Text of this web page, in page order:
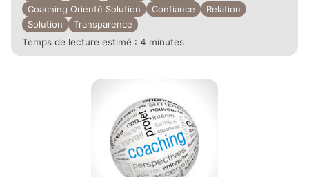
Coaching Orienté Solution
Confiance
Relation
Solution
Transparence
Temps de lecture estimé : 4 minutes